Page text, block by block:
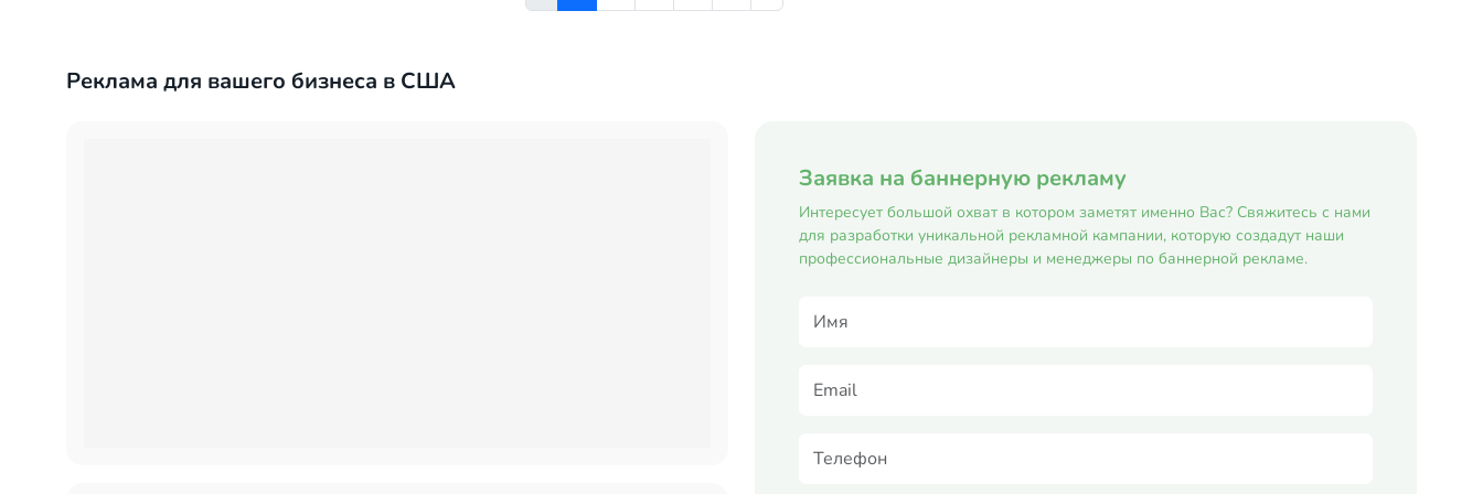
Реклама для вашего бизнеса в США
Заявка на баннерную рекламу
Интересует большой охват в котором заметят именно Вас? Свяжитесь с нами
для разработки уникальной рекламной кампании, которую создадут наши
профессиональные дизайнеры и менеджеры по баннерной рекламе.